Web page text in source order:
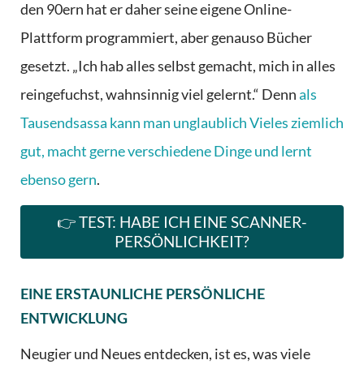
den 90ern hat er daher seine eigene Online-
Plattform programmiert, aber genauso Bücher
gesetzt. „Ich hab alles selbst gemacht, mich in alles
reingefuchst, wahnsinnig viel gelernt.“ Dennals
Tausendsassa kann man unglaublich Vieles ziemlich
gut, macht gerne verschiedene Dinge und lernt
ebenso gern.
👉 TEST: HABE ICH EINE SCANNER-
PERSÖNLICHKEIT?
EINE ERSTAUNLICHE PERSÖNLICHE
ENTWICKLUNG
Neugier und Neues entdecken, ist es, was viele